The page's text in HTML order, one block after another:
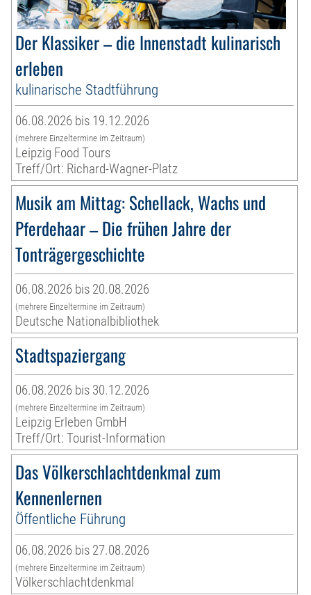
Der Klassiker – die Innenstadt kulinarisch
erleben
kulinarische Stadtführung
06.08.2026 bis 19.12.2026
(mehrere Einzeltermine im Zeitraum)
Leipzig Food Tours
Treff/Ort: Richard-Wagner-Platz
Musik am Mittag: Schellack, Wachs und
Pferdehaar – Die frühen Jahre der
Tonträgergeschichte
06.08.2026 bis 20.08.2026
(mehrere Einzeltermine im Zeitraum)
Deutsche Nationalbibliothek
Stadtspaziergang
06.08.2026 bis 30.12.2026
(mehrere Einzeltermine im Zeitraum)
Leipzig Erleben GmbH
Treff/Ort: Tourist-Information
Das Völkerschlachtdenkmal zum
Kennenlernen
Öffentliche Führung
06.08.2026 bis 27.08.2026
(mehrere Einzeltermine im Zeitraum)
Völkerschlachtdenkmal